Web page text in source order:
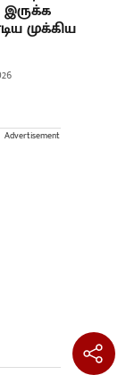
முக்கிய
Advertisement